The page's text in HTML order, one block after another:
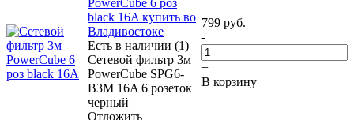
black 16A купить во
Владивостоке
Есть в наличии (1)
Сетевой фильтр 3м
PowerCube SPG6-
B3M 16A 6 розеток
черный
Отложить
799 руб.
-
+
В корзину